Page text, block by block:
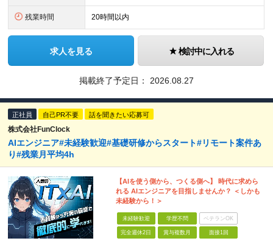
残業時間 20時間以内
求人を見る 検討中に入れる
掲載終了予定日： 2026.08.27
正社員 自己PR不要 話を聞きたい応募可
株式会社FunClock
AIエンジニア#未経験歓迎#基礎研修からスタート#リモート案件あ
り#残業月平均4h
【AIを使う側から、つくる側へ】 時代に求めら
れる AIエンジニアを目指しませんか？ ＜しかも
未経験から！＞
未経験歓迎 学歴不問 ベテランOK
完全週休2日 賞与複数月 面接1回